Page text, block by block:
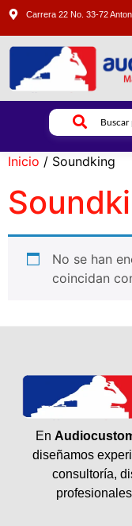
Carrera 22 No. 33-72
Inicio / Soundking
No se han
coincidan
En
diseñamos
consultoría,